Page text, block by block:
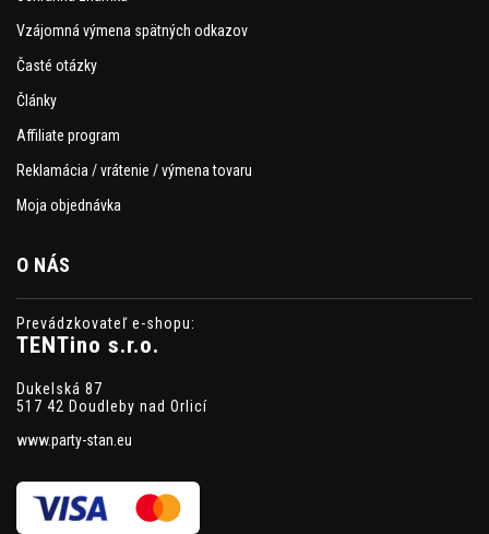
Vzájomná výmena spätných odkazov
Časté otázky
Články
Affiliate program
Reklamácia / vrátenie / výmena tovaru
Moja objednávka
O NÁS
Prevádzkovateľ e-shopu:
TENTino s.r.o.
Dukelská 87
517 42 Doudleby nad Orlicí
www.party-stan.eu